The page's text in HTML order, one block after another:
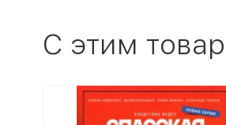
C этим